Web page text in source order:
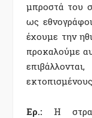
μπροστά του
ως
έχουμε την
προκαλούμε
Ερ.: Η